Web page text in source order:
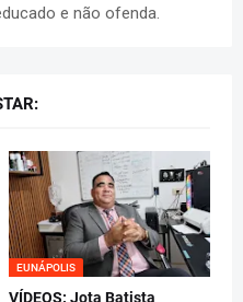
e não ofenda.
EUNÁPOLIS
VÍDEOS: Jota Batista